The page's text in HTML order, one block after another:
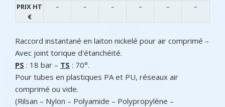
PRIX HT
€
– – – – – –
Raccord instantané en laiton nickelé pour air comprimé –
Avec joint torique d'étanchéité.
PS : 18 bar – TS : 70°.
Pour tubes en plastiques PA et PU, réseaux air
comprimé ou vide.
(Rilsan – Nylon – Polyamide – Polypropylène –